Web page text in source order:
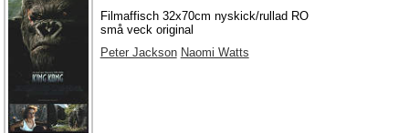
Filmaffisch 32x70cm nyskick/rullad RO
små veck original
Peter Jackson Naomi Watts